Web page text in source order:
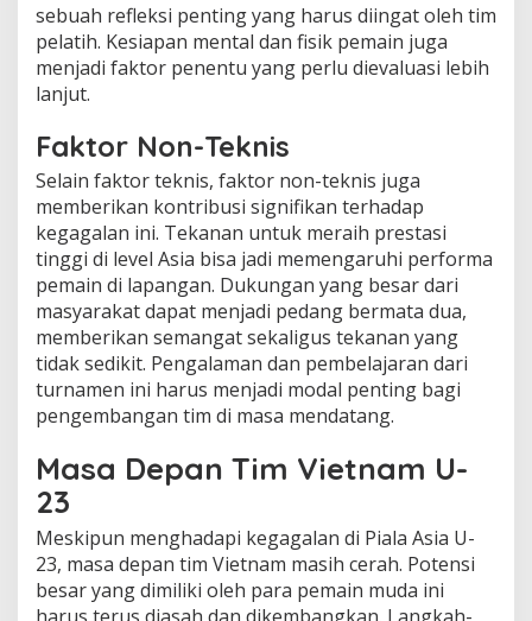
sebuah refleksi penting yang harus diingat oleh tim
pelatih. Kesiapan mental dan fisik pemain juga
menjadi faktor penentu yang perlu dievaluasi lebih
lanjut.
Faktor Non-Teknis
Selain faktor teknis, faktor non-teknis juga
memberikan kontribusi signifikan terhadap
kegagalan ini. Tekanan untuk meraih prestasi
tinggi di level Asia bisa jadi memengaruhi performa
pemain di lapangan. Dukungan yang besar dari
masyarakat dapat menjadi pedang bermata dua,
memberikan semangat sekaligus tekanan yang
tidak sedikit. Pengalaman dan pembelajaran dari
turnamen ini harus menjadi modal penting bagi
pengembangan tim di masa mendatang.
Masa Depan Tim Vietnam U-
23
Meskipun menghadapi kegagalan di Piala Asia U-
23, masa depan tim Vietnam masih cerah. Potensi
besar yang dimiliki oleh para pemain muda ini